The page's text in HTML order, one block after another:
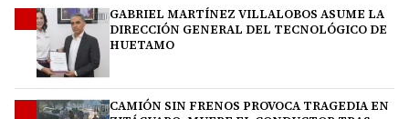
GABRIEL MARTÍNEZ VILLALOBOS ASUME LA
DIRECCIÓN GENERAL DEL TECNOLÓGICO DE
HUETAMO
CAMIÓN SIN FRENOS PROVOCA TRAGEDIA EN